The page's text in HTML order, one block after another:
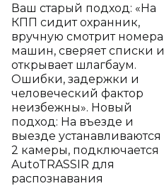
Ваш старый подход: «На
КПП сидит охранник,
вручную смотрит номера
машин, сверяет списки и
открывает шлагбаум.
Ошибки, задержки и
человеческий фактор
неизбежны». Новый
подход: На въезде и
выезде устанавливаются
2 камеры, подключается
AutoTRASSIR для
распознавания